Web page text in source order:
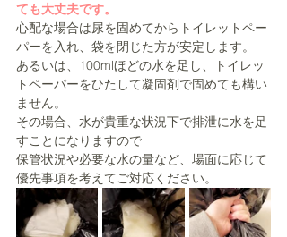
ても大丈夫です。
心配な場合は尿を固めてからトイレットペー
パーを入れ、袋を閉じた方が安定します。
あるいは、100mlほどの水を足し、トイレッ
トペーパーをひたして凝固剤で固めても構い
ません。
その場合、水が貴重な状況下で排泄に水を足
すことになりますので
保管状況や必要な水の量など、場面に応じて
優先事項を考えてご対応ください。